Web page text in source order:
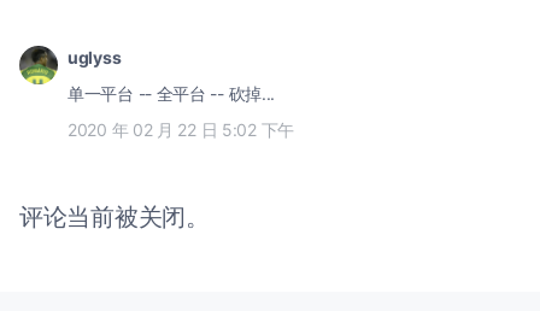
uglyss
单一平台 -- 全平台 -- 砍掉...
2020 年 02 月 22 日 5:02 下午
评论当前被关闭。